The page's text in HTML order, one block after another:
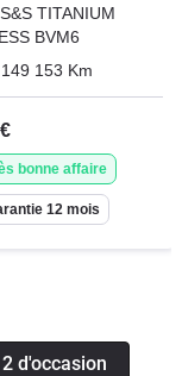
TITANIUM
BVM6
149 153 Km
bonne affaire
12 mois
d'occasion